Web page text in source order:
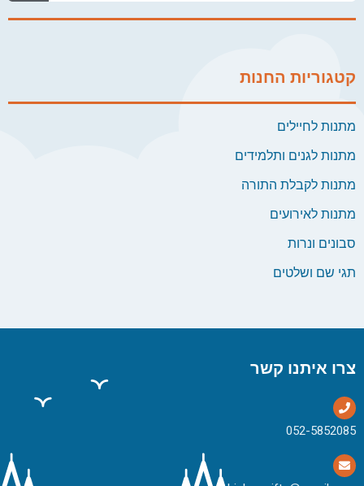
קטגוריות החנות
מתנות לחיילים
מתנות לגנים ותלמידים
מתנות לקבלת התורה
מתנות לאירועים
סבונים ונרות
תגי שם ושלטים
צרו איתנו קשר